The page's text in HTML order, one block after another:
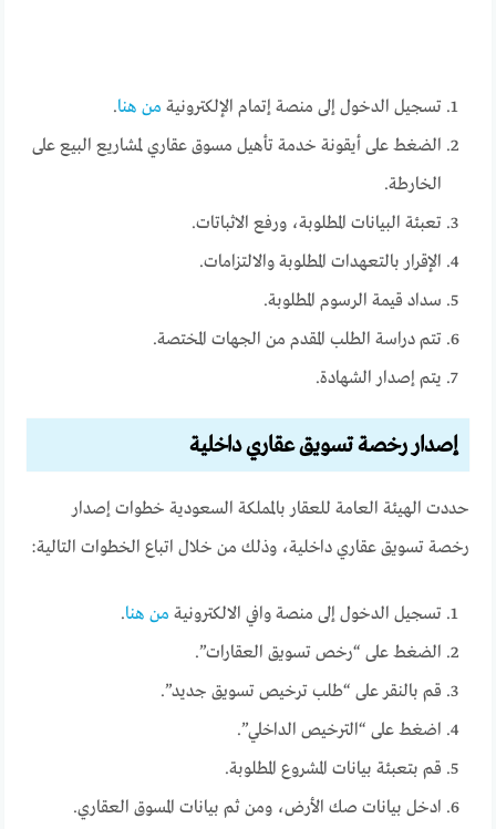
تسجيل الدخول إلى منصة إتمام الإلكترونية من هنا.
الضغط على أيقونة خدمة تأهيل مسوق عقاري لمشاريع البيع على
الخارطة.
تعبئة البيانات المطلوبة، ورفع الاثباتات.
الإقرار بالتعهدات المطلوبة والالتزامات.
سداد قيمة الرسوم المطلوبة.
تتم دراسة الطلب المقدم من الجهات المختصة.
يتم إصدار الشهادة.
إصدار رخصة تسويق عقاري داخلية
حددت الهيئة العامة للعقار بالمملكة السعودية خطوات إصدار
رخصة تسويق عقاري داخلية، وذلك من خلال اتباع الخطوات التالية:
تسجيل الدخول إلى منصة وافي الالكترونية من هنا.
الضغط على “رخص تسويق العقارات”.
قم بالنقر على “طلب ترخيص تسويق جديد”.
اضغط على “الترخيص الداخلي”.
قم بتعبئة بيانات المشروع المطلوبة.
ادخل بيانات صك الأرض، ومن ثم بيانات المسوق العقاري.